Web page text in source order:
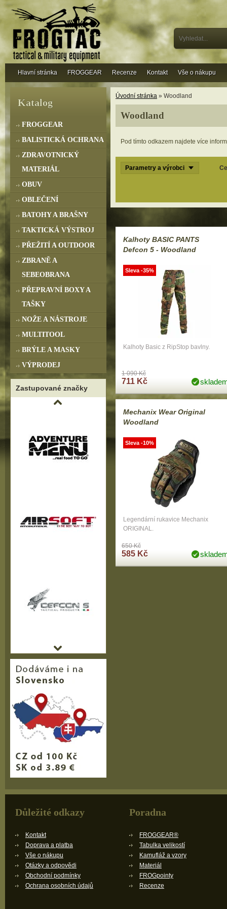
Úvodní stránka » Woodland
Woodland
Pod tímto odkazem najdete více
Parametry a výrobci
Kalhoty BASIC PANTS
Defcon 5 - Woodland
Kalhoty Basic z RipStop bavlny.
1 090 Kč
711 Kč
Sleva -35%
Mechanix Wear Original
Woodland
Legendární rukavice Mechanix
ORIGINAL.
650 Kč
585 Kč
Sleva -10%
Katalog
FROGGEAR
BALISTICKÁ OCHRANA
ZDRAVOTNICKÝ
MATERIÁL
OBUV
OBLEČENÍ
BATOHY A BRAŠNY
TAKTICKÁ VÝSTROJ
PŘEŽITÍ A OUTDOOR
ZBRANĚ A
SEBEOBRANA
PŘEPRAVNÍ BOXY A
TAŠKY
NOŽE A NÁSTROJE
MULTITOOL
BRÝLE A MASKY
VÝPRODEJ
Zastupované značky
Hlavní stránka FROGGEAR Recenze Kontakt Vše o nákupu
Důležité odkazy
Kontakt
Doprava a platba
Vše o nákupu
Otázky a odpovědi
Obchodní podmínky
Ochrana osobních údajů
Poradna
FROGGEAR®
Tabulka velikostí
Kamufláž a vzory
Materiál
FROGpointy
Recenze